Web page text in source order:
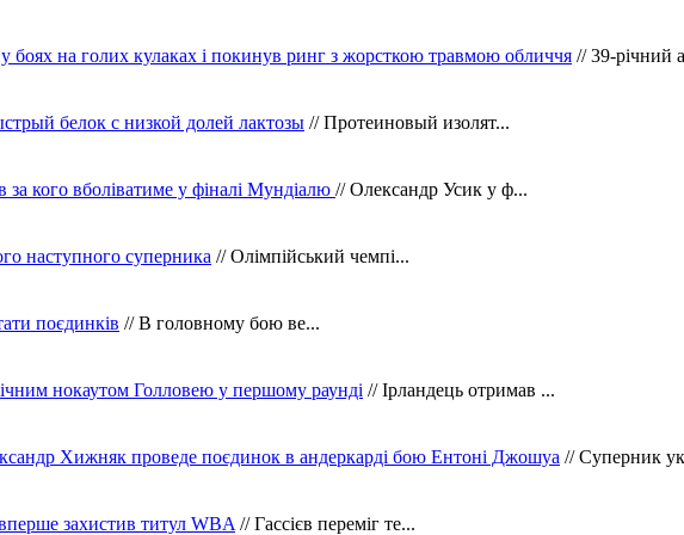
боях на голих кулаках і покинув ринг з жорсткою травмою обличчя // 39-річний
белок с низкой долей лактозы // Протеиновый изолят...
за кого вболіватиме у фіналі Мундіалю // Олександр Усик у ф...
наступного суперника // Олімпійський чемпі...
поєдинків // В головному бою ве...
нокаутом Голловею у першому раунді // Ірландець отримав ...
Хижняк проведе поєдинок в андеркарді бою Ентоні Джошуа // Суперник
вперше захистив титул WBA // Гассієв переміг те...